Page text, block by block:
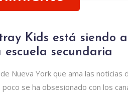
Kids está siendo
secundaria
Nueva York que ama las
se ha obsesionado con los